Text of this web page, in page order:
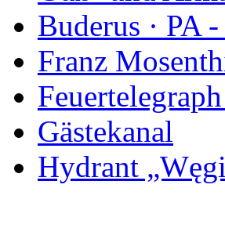
Buderus · PA
Franz
Gästekanal
Hydrant